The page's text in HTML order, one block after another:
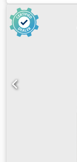
800 मिमी, कुल ऊँचाई:
50 Hz, खाली वजन: